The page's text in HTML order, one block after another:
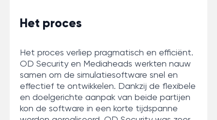
Het proces
Het proces verliep pragmatisch en efficiënt.
OD Security en Mediaheads werkten nauw
samen om de simulatiesoftware snel en
effectief te ontwikkelen. Dankzij de flexibele
en doelgerichte aanpak van beide partijen
kon de software in een korte tijdspanne